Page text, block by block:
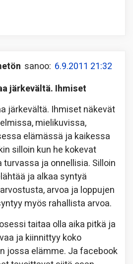
sanoo: 6.9.2011 21:32
järkevältä. Ihmiset
järkevältä. Ihmiset näkevät
mielikuvissa,
elämässä ja kaikessa
silloin kun he kokevat
turvassa ja onnellisia. Silloin
ja alkaa syntyä
arvoa ja loppujen
myös rahallista arvoa.
taitaa olla aika pitkä ja
ja kiinnittyy koko
jossa elämme. Ja facebook